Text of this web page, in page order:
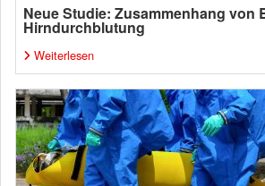
Neue Studie: Zusammenhang von
Hirndurchblutung
Weiterlesen